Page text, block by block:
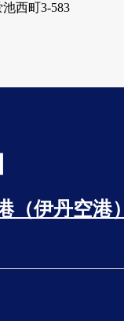
西町3-583
（伊丹空港）